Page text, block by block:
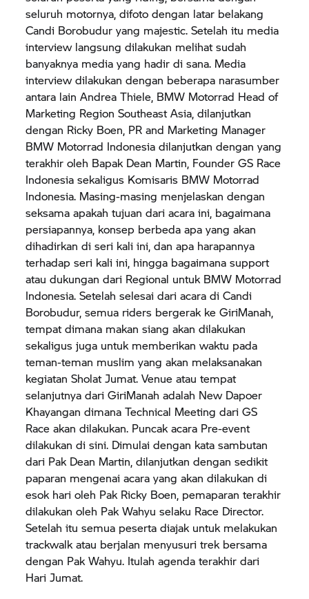
seluruh motornya, difoto dengan latar belakang
Candi Borobudur yang majestic. Setelah itu media
interview langsung dilakukan melihat sudah
banyaknya media yang hadir di sana. Media
interview dilakukan dengan beberapa narasumber
antara lain Andrea Thiele, BMW Motorrad Head of
Marketing Region Southeast Asia, dilanjutkan
dengan Ricky Boen, PR and Marketing Manager
BMW Motorrad Indonesia dilanjutkan dengan yang
terakhir oleh Bapak Dean Martin, Founder GS Race
Indonesia sekaligus Komisaris BMW Motorrad
Indonesia. Masing-masing menjelaskan dengan
seksama apakah tujuan dari acara ini, bagaimana
persiapannya, konsep berbeda apa yang akan
dihadirkan di seri kali ini, dan apa harapannya
terhadap seri kali ini, hingga bagaimana support
atau dukungan dari Regional untuk BMW Motorrad
Indonesia. Setelah selesai dari acara di Candi
Borobudur, semua riders bergerak ke GiriManah,
tempat dimana makan siang akan dilakukan
sekaligus juga untuk memberikan waktu pada
teman-teman muslim yang akan melaksanakan
kegiatan Sholat Jumat. Venue atau tempat
selanjutnya dari GiriManah adalah New Dapoer
Khayangan dimana Technical Meeting dari GS
Race akan dilakukan. Puncak acara Pre-event
dilakukan di sini. Dimulai dengan kata sambutan
dari Pak Dean Martin, dilanjutkan dengan sedikit
paparan mengenai acara yang akan dilakukan di
esok hari oleh Pak Ricky Boen, pemaparan terakhir
dilakukan oleh Pak Wahyu selaku Race Director.
Setelah itu semua peserta diajak untuk melakukan
trackwalk atau berjalan menyusuri trek bersama
dengan Pak Wahyu. Itulah agenda terakhir dari
Hari Jumat.